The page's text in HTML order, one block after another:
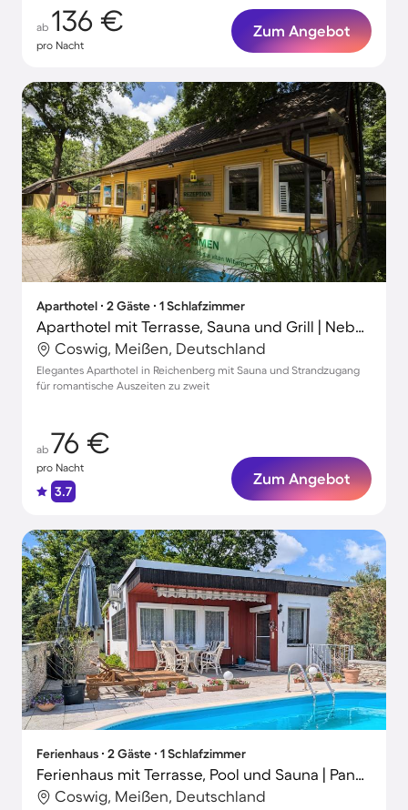
ab 136 €
pro Nacht
Zum Angebot
Aparthotel ∙ 2 Gäste ∙ 1 Schlafzimmer
Aparthotel mit Terrasse, Sauna und Grill | Neben dem Strand | Haustierfreundlich
Coswig, Meißen, Deutschland
Elegantes Aparthotel in Reichenberg mit Sauna und Strandzugang
für romantische Auszeiten zu zweit
ab 76 €
pro Nacht
3.7
Zum Angebot
Ferienhaus ∙ 2 Gäste ∙ 1 Schlafzimmer
Ferienhaus mit Terrasse, Pool und Sauna | Panoramablick
Coswig, Meißen, Deutschland